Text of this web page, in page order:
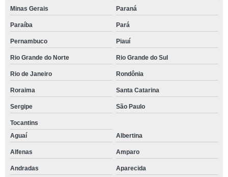
Minas Gerais Paraná
Paraíba Pará
Pernambuco Piauí
Rio Grande do Norte Rio Grande do Sul
Rio de Janeiro Rondônia
Roraima Santa Catarina
Sergipe São Paulo
Tocantins
Aguaí
Albertina
Alfenas Amparo
Andradas Aparecida